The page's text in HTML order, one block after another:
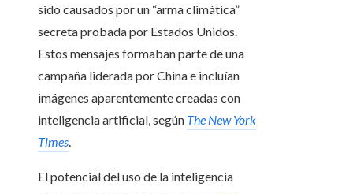
sido causados por un “arma climática”
secreta probada por Estados Unidos.
Estos mensajes formaban parte de una
campaña liderada por China e incluían
imágenes aparentemente creadas con
inteligencia artificial, según The New York
Times
El potencial del uso de la inteligencia